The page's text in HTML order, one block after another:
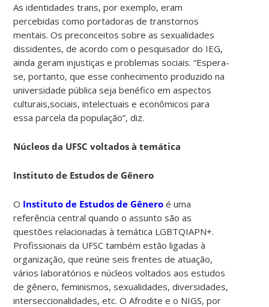
As identidades trans, por exemplo, eram
percebidas como portadoras de transtornos
mentais. Os preconceitos sobre as sexualidades
dissidentes, de acordo com o pesquisador do IEG,
ainda geram injustiças e problemas sociais. “Espera-
se, portanto, que esse conhecimento produzido na
universidade pública seja benéfico em aspectos
culturais,sociais, intelectuais e econômicos para
essa parcela da população”, diz.
Núcleos da UFSC voltados à temática
Instituto de Estudos de Gênero
O Instituto de Estudos de Gênero é uma
referência central quando o assunto são as
questões relacionadas à temática LGBTQIAPN+.
Profissionais da UFSC também estão ligadas à
organização, que reúne seis frentes de atuação,
vários laboratórios e núcleos voltados aos estudos
de gênero, feminismos, sexualidades, diversidades,
interseccionalidades, etc. O Afrodite e o NIGS, por